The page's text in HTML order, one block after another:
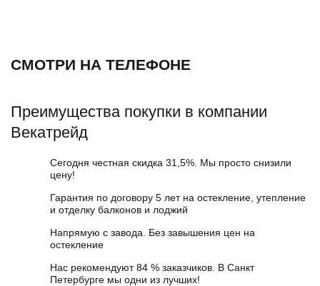
СМОТРИ НА ТЕЛЕФОНЕ
Преимущества покупки в компании
Векатрейд
Сегодня честная скидка 31,5%. Мы просто снизили
цену!
Гарантия по договору 5 лет на остекление, утепление
и отделку балконов и лоджий
Напрямую с завода. Без завышения цен на
остекление
Нас рекомендуют 84 % заказчиков. В Санкт
Петербурге мы одни из лучших!